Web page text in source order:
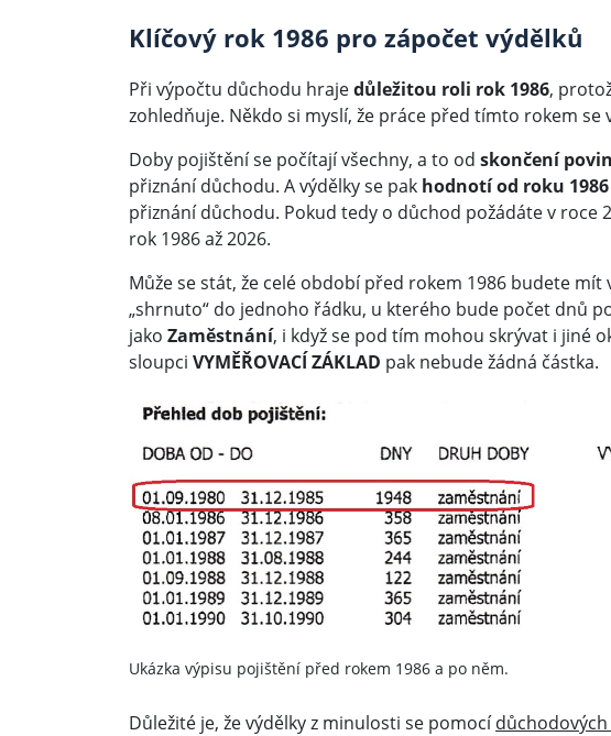
Klíčový rok 1986 pro zápočet výdělků
Při výpočtu důchodu hrajedůležitou roli rok 1986,
zohledňuje. Někdo si myslí, že práce před tímto rokem
Doby pojištění se počítají všechny, a to od skončení
přiznání důchodu. A výdělky se pak hodnotí od roku 1986
přiznání důchodu. Pokud tedy o důchod požádáte v roce
rok 1986 až 2026.
Může se stát, že celé období před rokem 1986 budete
„shrnuto“ do jednoho řádku, u kterého bude počet dnů
jako Zaměstnání, i když se pod tím mohou skrývat i jiné
sloupci VYMĚŘOVACÍ ZÁKLAD pak nebude žádná částka.
Ukázka výpisu pojištění před rokem 1986 a po něm.
Důležité je, že výdělky z minulosti se pomocí